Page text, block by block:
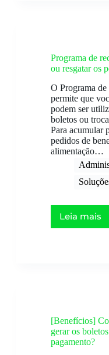
Programa de
ou resgatar os
O Programa
permite que
podem ser
boletos ou
Para acumular
pedidos de
alimentação…
Leia mais
[Benefícios]
gerar os
pagamento?